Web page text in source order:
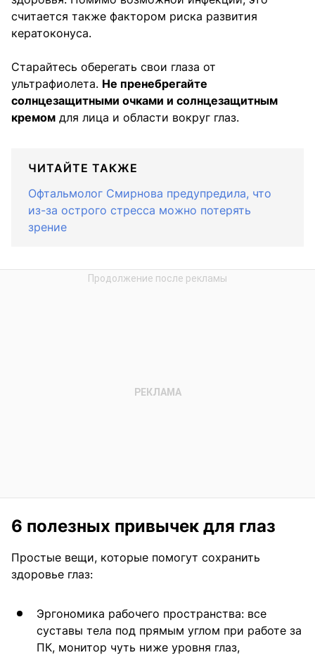
считается также фактором риска развития
кератоконуса.
Старайтесь оберегать свои глаза от
ультрафиолета. Не пренебрегайте
солнцезащитными очками и солнцезащитным
кремом для лица и области вокруг глаз.
ЧИТАЙТЕ ТАКЖЕ
Офтальмолог Смирнова предупредила, что
из-за острого стресса можно потерять
зрение
6 полезных привычек для глаз
Простые вещи, которые помогут сохранить
здоровье глаз:
Эргономика рабочего пространства: все
суставы тела под прямым углом при работе за
ПК, монитор чуть ниже уровня глаз,